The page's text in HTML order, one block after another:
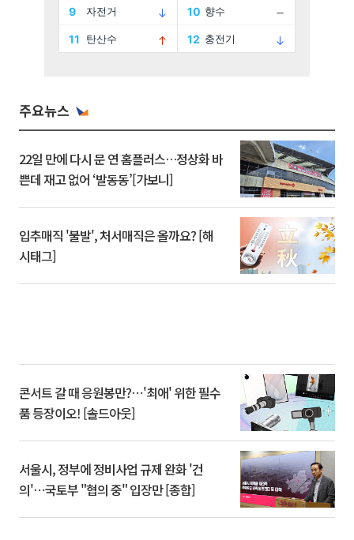
주요뉴스
22일 만에 다시 문 연 홈플러스…정상화 바
쁜데 재고 없어 ‘발동동’[가보니]
입추매직 '불발', 처서매직은 올까요? [해
시태그]
콘서트 갈 때 응원봉만?⋯'최애' 위한 필수
품 등장이오! [솔드아웃]
서울시, 정부에 정비사업 규제 완화 '건
의'⋯국토부 "협의 중" 입장만 [종합]